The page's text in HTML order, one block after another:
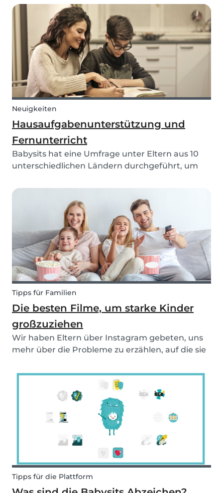
ihr zu Meistern der Kindersicherheit in eurem
Haus. Die Sicherheit eurer Kinder ist eines der
wichtigst...
Neuigkeiten
Hausaufgabenunterstützung und
Fernunterricht
Babysits hat eine Umfrage unter Eltern aus 10
unterschiedlichen Ländern durchgeführt, um
empfunden haben, während die Schulen
geschlossen waren.
Tipps für Familien
Die besten Filme, um starke Kinder
großzuziehen
Wir haben Eltern über Instagram gebeten, uns
mehr über die Probleme zu erzählen, auf die sie
häufigsten Antworten schrieben wir diesen
Artikel, um euch einige Tipps zu den besten
Kinderfilm...
Tipps für die Plattform